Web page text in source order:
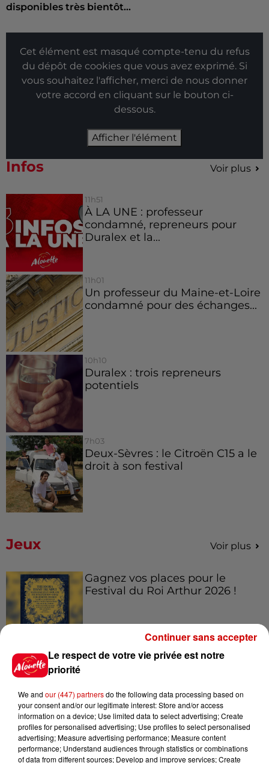
disponibles très bientôt…
Cet élément est masqué compte-tenu du refus
du dépôt de cookies que vous avez exprimé. Si
vous souhaitez l'afficher, merci de nous donner
votre accord en cliquant sur le bouton ci-
dessous.
Afficher l'élément
Infos Voir plus
11h51
À LA UNE : professeur
condamné, repreneurs pour
Duralex et la...
11h01
Un professeur du Maine-et-Loire
condamné pour des échanges...
10h10
Duralex : trois repreneurs
potentiels
7h03
Deux-Sèvres : le Citroën C15 a le
droit à son festival
Jeux Voir plus
Gagnez vos places pour le
Festival du Roi Arthur 2026 !
Gagnez vos entrées pour le
Alouette vous invite à
Futuroscope Xperiences !
Le respect de votre vie privée est notre
priorité
We and our (447) partnersdo the following data processing based on
your consent and/or our legitimate interest: Store and/or access
information on a device; Use limited data to select advertising; Create
profiles for personalised advertising; Use profiles to select personalised
advertising; Measure advertising performance; Measure content
performance; Understand audiences through statistics or combinations
of data from different sources; Develop and improve services; Create
Continuer sans accepter